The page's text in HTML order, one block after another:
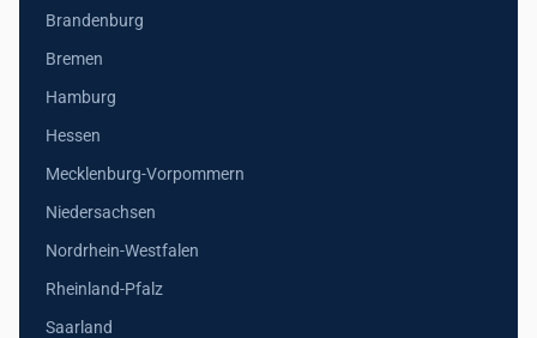
Brandenburg
Bremen
Hamburg
Hessen
Mecklenburg-Vorpommern
Niedersachsen
Nordrhein-Westfalen
Rheinland-Pfalz
Saarland